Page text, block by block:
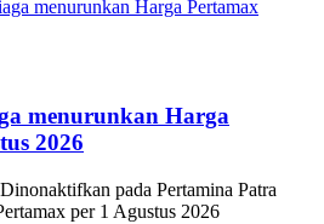
menurunkan Harga
2026
pada Pertamina Patra
per 1 Agustus 2026